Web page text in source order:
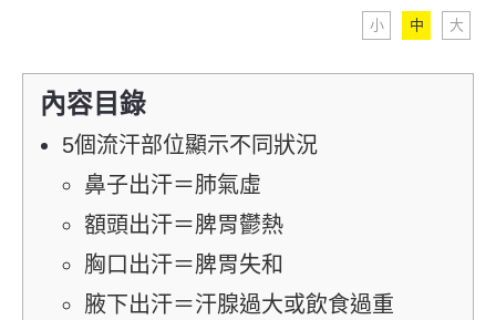
小 中 大
內容目錄
5個流汗部位顯示不同狀況
鼻子出汗＝肺氣虛
額頭出汗＝脾胃鬱熱
胸口出汗＝脾胃失和
腋下出汗＝汗腺過大或飲食過重